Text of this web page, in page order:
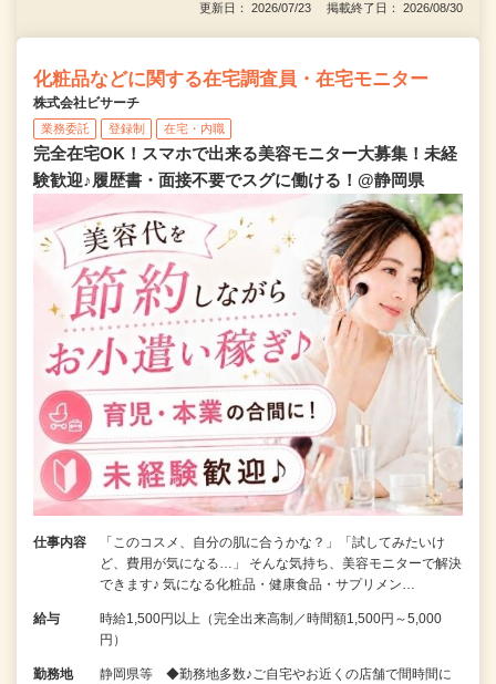
更新日： 2026/07/23 掲載終了日： 2026/08/30
化粧品などに関する在宅調査員・在宅モニター
株式会社ビサーチ
業務委託 登録制 在宅・内職
完全在宅OK！スマホで出来る美容モニター大募集！未経
験歓迎♪履歴書・面接不要でスグに働ける！@静岡県
仕事内容
「このコスメ、自分の肌に合うかな？」「試してみたいけ
ど、費用が気になる…」 そんな気持ち、美容モニターで解決
できます♪ 気になる化粧品・健康食品・サプリメン…
給与
時給1,500円以上（完全出来高制／時間額1,500円～5,000
円）
勤務地
静岡県等 ◆勤務地多数♪ご自宅やお近くの店舗で間時間に